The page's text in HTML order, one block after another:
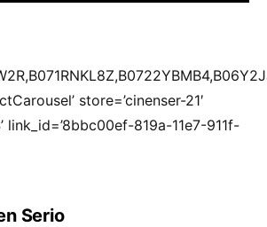
store=’cinenser-21′
link_id=’8bbc00ef-819a-11e7-911f-
Serio